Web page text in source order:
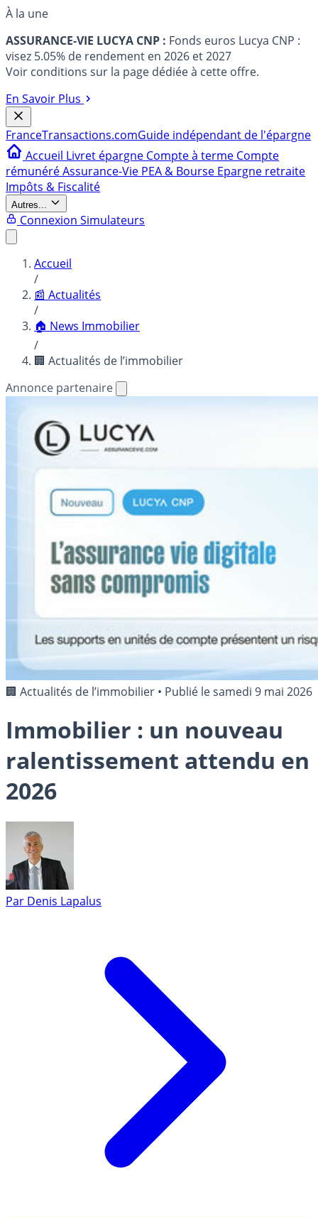
À la une
ASSURANCE-VIE LUCYA CNP : Fonds euros Lucya CNP :
visez 5.05% de rendement en 2026 et 2027
Voir conditions sur la page dédiée à cette offre.
En Savoir Plus
FranceTransactions.comGuide indépendant de l'épargne
Accueil Livret épargne Compte à terme Compte
rémunéréAssurance-Vie PEA & Bourse Epargne retraite
Impôts & Fiscalité
Autres...
Connexion Simulateurs
Accueil
/
📰 Actualités
/
🏠 News Immobilier
/
🏢 Actualités de l’immobilier
Annonce partenaire
🏢 Actualités de l’immobilier • Publié lesamedi 9 mai 2026
Immobilier : un nouveau
ralentissement attendu en
2026
Par Denis Lapalus